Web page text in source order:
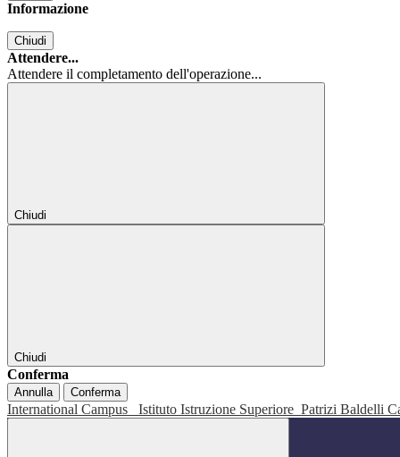
Informazione
Chiudi
Attendere...
Attendere il completamento dell'operazione...
Chiudi
Chiudi
Conferma
Annulla Conferma
International Campus Istituto Istruzione Superiore Patrizi Baldelli